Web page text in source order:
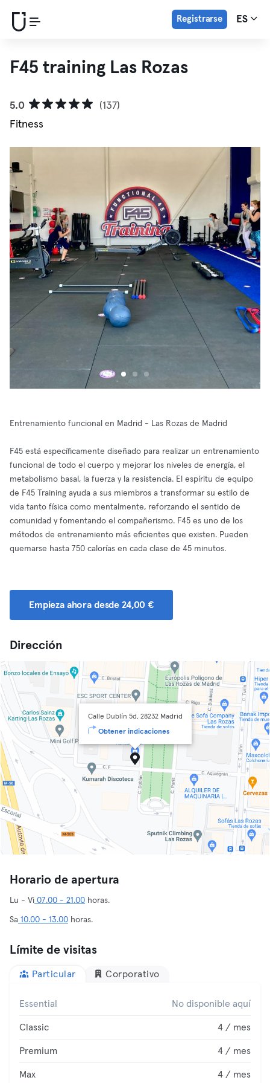
Registrarse ES
F45 training Las Rozas
5.0
(137)
Fitness
Entrenamiento funcional en Madrid - Las Rozas de Madrid
F45 está específicamente diseñado para realizar un entrenamiento
funcional de todo el cuerpo y mejorar los niveles de energía, el
metabolismo basal, la fuerza y la resistencia. El espíritu de equipo
de F45 Training ayuda a sus miembros a transformar su estilo de
vida tanto física como mentalmente, reforzando el sentido de
comunidad y fomentando el compañerismo. F45 es uno de los
métodos de entrenamiento más eficientes que existen. Pueden
quemarse hasta 750 calorías en cada clase de 45 minutos.
Empieza ahora desde 24,00 €
Dirección
Calle Dublín 5d, 28232 Madrid
Obtener indicaciones
Horario de apertura
Lu - Vi 07.00 - 21.00 horas.
Sa 10.00 - 13.00 horas.
Límite de visitas
Particular Corporativo
Essential No disponible aquí
Classic 4 / mes
Premium 4 / mes
Max 4 / mes